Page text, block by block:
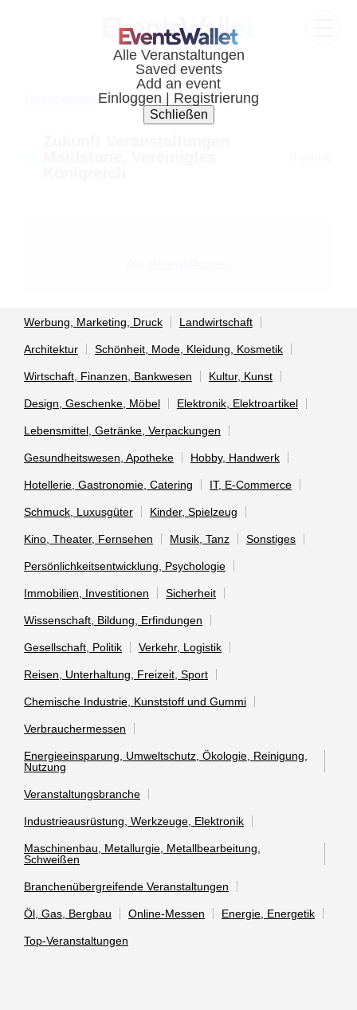
Maidstone, United kingdom
Werbung, Marketing, Druck Landwirtschaft
Architektur Schönheit, Mode, Kleidung, Kosmetik
Wirtschaft, Finanzen, Bankwesen Kultur, Kunst
Design, Geschenke, Möbel Elektronik, Elektroartikel
Lebensmittel, Getränke, Verpackungen
Gesundheitswesen, Apotheke Hobby, Handwerk
Hotellerie, Gastronomie, Catering IT, E-Commerce
Schmuck, Luxusgüter Kinder, Spielzeug
Kino, Theater, Fernsehen Musik, Tanz Sonstiges
Persönlichkeitsentwicklung, Psychologie
Immobilien, Investitionen Sicherheit
Wissenschaft, Bildung, Erfindungen
Gesellschaft, Politik Verkehr, Logistik
Reisen, Unterhaltung, Freizeit, Sport
Chemische Industrie, Kunststoff und Gummi
Verbrauchermessen
Energieeinsparung, Umweltschutz, Ökologie, Reinigung,
Nutzung
Veranstaltungsbranche
Industrieausrüstung, Werkzeuge, Elektronik
Maschinenbau, Metallurgie, Metallbearbeitung,
Schweißen
Branchenübergreifende Veranstaltungen
Öl, Gas, Bergbau Online-Messen Energie, Energetik
Top-Veranstaltungen